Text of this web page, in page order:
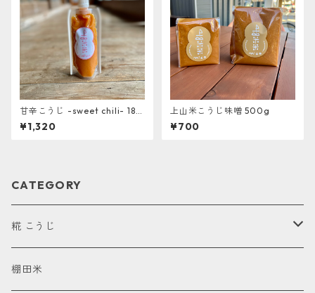
甘辛こうじ -sweet chili- 180
g 〈 上山棚田の米糀使用〉
¥1,320
上山米こうじ味噌 500g
¥700
CATEGORY
糀 こうじ
甘酒
棚田米